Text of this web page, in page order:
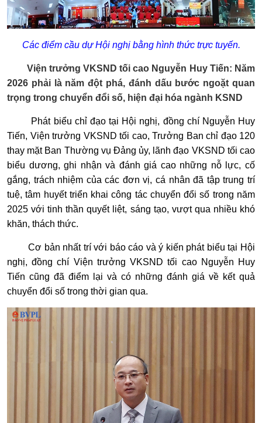
Các điểm cầu dự Hội nghị bằng hình thức trực tuyến.
Viện trưởng VKSND tối cao Nguyễn Huy Tiến: Năm
2026 phải là năm đột phá, đánh dấu bước ngoặt quan
trọng trong chuyển đổi số, hiện đại hóa ngành KSND
Phát biểu chỉ đạo tại Hội nghị, đồng chí Nguyễn Huy
Tiến, Viện trưởng VKSND tối cao, Trưởng Ban chỉ đạo 120
thay mặt Ban Thường vụ Đảng ủy, lãnh đạo VKSND tối cao
biểu dương, ghi nhận và đánh giá cao những nỗ lực, cố
gắng, trách nhiệm của các đơn vị, cá nhân đã tập trung trí
tuệ, tâm huyết triển khai công tác chuyển đổi số trong năm
2025 với tinh thần quyết liệt, sáng tạo, vượt qua nhiều khó
khăn, thách thức.
Cơ bản nhất trí với báo cáo và ý kiến phát biểu tại Hội
nghị, đồng chí Viện trưởng VKSND tối cao Nguyễn Huy
Tiến cũng đã điểm lại và có những đánh giá về kết quả
chuyển đổi số trong thời gian qua.